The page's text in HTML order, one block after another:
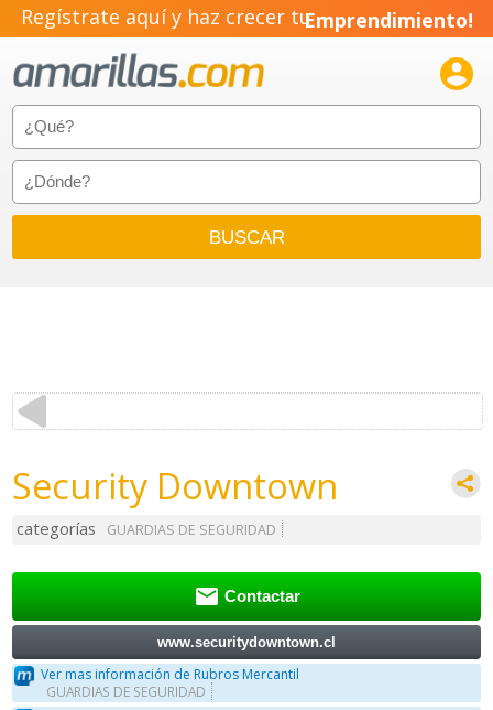
Regístrate aquí y haz crecer tuEmprendimiento!

Security Downtown
categorías GUARDIAS DE SEGURIDAD
 Contactar
www.securitydowntown.cl
Ver mas información de Rubros Mercantil
GUARDIAS DE SEGURIDAD